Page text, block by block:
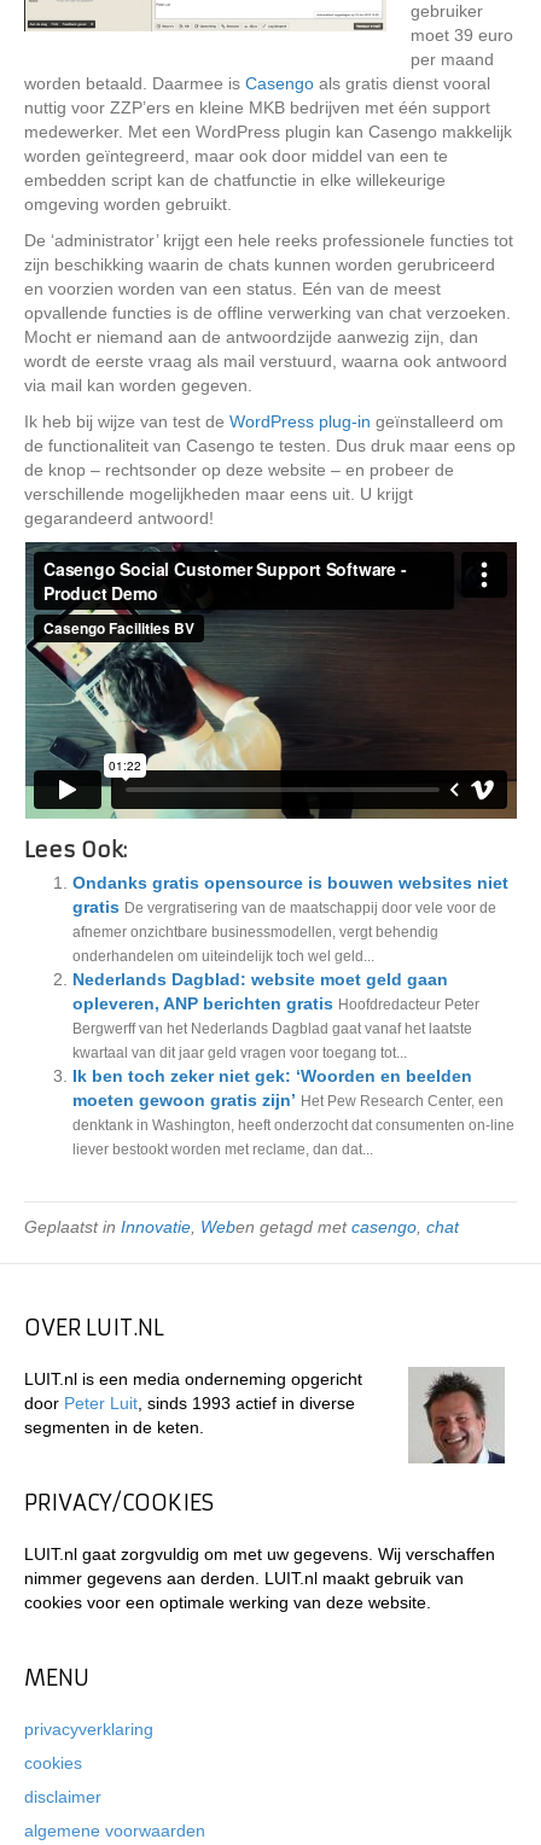
gebruiker
moet 39 euro
per maand
worden betaald. Daarmee is Casengo als gratis dienst vooral
nuttig voor ZZP’ers en kleine MKB bedrijven met één support
medewerker. Met een WordPress plugin kan Casengo makkelijk
worden geïntegreerd, maar ook door middel van een te
embedden script kan de chatfunctie in elke willekeurige
omgeving worden gebruikt.
De ‘administrator’ krijgt een hele reeks professionele functies tot
zijn beschikking waarin de chats kunnen worden gerubriceerd
en voorzien worden van een status. Eén van de meest
opvallende functies is de offline verwerking van chat verzoeken.
Mocht er niemand aan de antwoordzijde aanwezig zijn, dan
wordt de eerste vraag als mail verstuurd, waarna ook antwoord
via mail kan worden gegeven.
Ik heb bij wijze van test de WordPress plug-in geïnstalleerd om
de functionaliteit van Casengo te testen. Dus druk maar eens op
de knop – rechtsonder op deze website – en probeer de
verschillende mogelijkheden maar eens uit. U krijgt
gegarandeerd antwoord!
Lees Ook:
Ondanks gratis opensource is bouwen websites niet
gratis De vergratisering van de maatschappij door vele voor de
afnemer onzichtbare businessmodellen, vergt behendig
onderhandelen om uiteindelijk toch wel geld...
Nederlands Dagblad: website moet geld gaan
opleveren, ANP berichten gratis Hoofdredacteur Peter
Bergwerff van het Nederlands Dagblad gaat vanaf het laatste
kwartaal van dit jaar geld vragen voor toegang tot...
Ik ben toch zeker niet gek: ‘Woorden en beelden
moeten gewoon gratis zijn’ Het Pew Research Center, een
denktank in Washington, heeft onderzocht dat consumenten on-line
liever bestookt worden met reclame, dan dat...
Geplaatst in Innovatie, Weben getagd metcasengo, chat
OVER LUIT.NL
LUIT.nl is een media onderneming opgericht
door Peter Luit, sinds 1993 actief in diverse
segmenten in de keten.
PRIVACY/COOKIES
LUIT.nl gaat zorgvuldig om met uw gegevens. Wij verschaffen
nimmer gegevens aan derden. LUIT.nl maakt gebruik van
cookies voor een optimale werking van deze website.
MENU
privacyverklaring
cookies
disclaimer
algemene voorwaarden